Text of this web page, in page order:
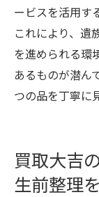
ービスを活用す
これにより、遺
を進められる環
あるものが潜ん
つの品を丁寧に
買取大吉
生前整理